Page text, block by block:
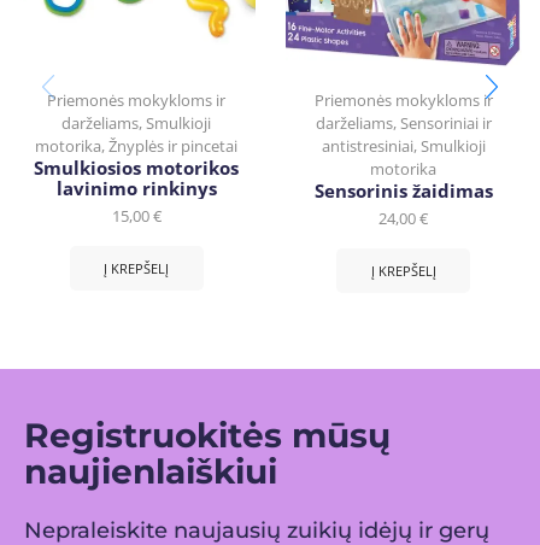
Priemonės mokykloms ir
darželiams,Smulkioji
motorika,Žnyplės ir pincetai
Smulkiosios motorikos
lavinimo rinkinys
15,00€
Į KREPŠELĮ
Priemonės mokykloms ir
darželiams,Sensoriniai ir
antistresiniai,Smulkioji
motorika
Sensorinis žaidimas
24,00€
Į KREPŠELĮ
Registruokitės mūsų
naujienlaiškiui
Nepraleiskite naujausių zuikių idėjų ir gerų